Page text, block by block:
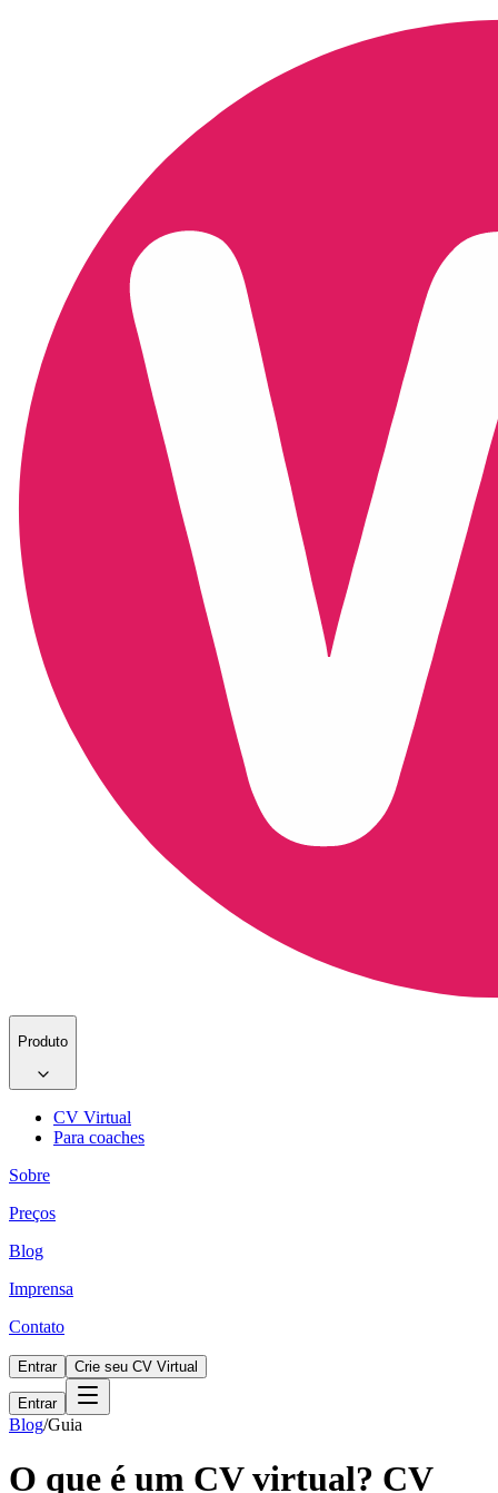
Produto
CV Virtual
Para coaches
Sobre
Preços
Blog
Imprensa
Contato
Entrar Crie seu CV Virtual
Entrar
Blog/Guia
O que é um CV virtual? CV